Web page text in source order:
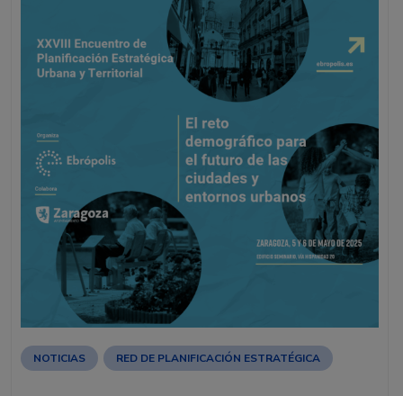
NOTICIAS RED DE PLANIFICACIÓN ESTRATÉGICA